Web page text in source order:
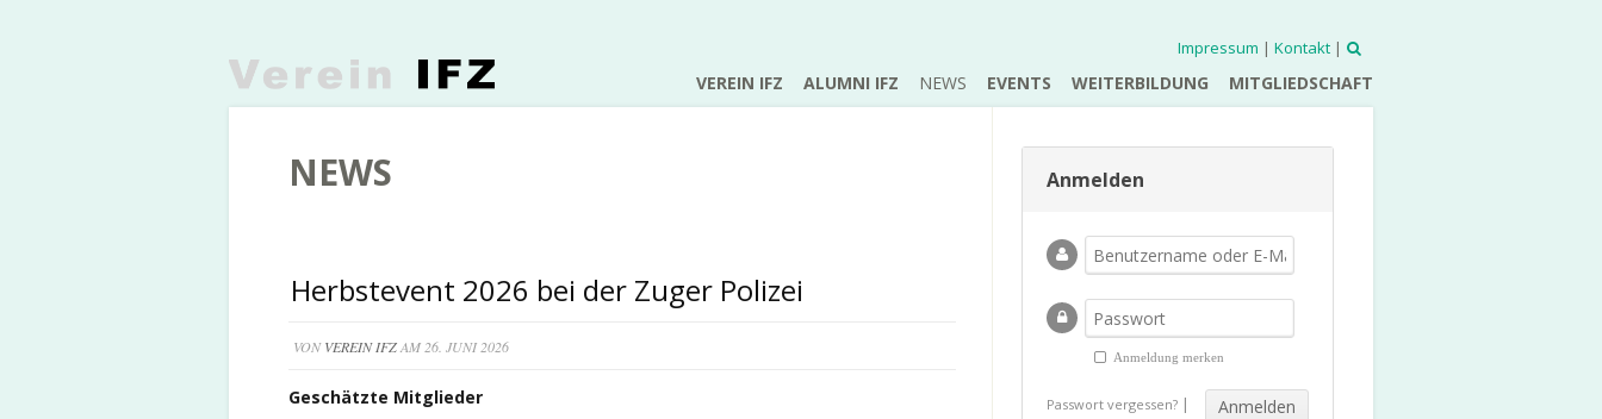
Impressum | Kontakt |
VEREIN IFZ ALUMNI IFZ NEWS EVENTS WEITERBILDUNG MITGLIEDSCHAFT
NEWS
Herbstevent 2026 bei der Zuger Polizei
VONVEREIN IFZAM 26. JUNI 2026
Geschätzte Mitglieder
Anmelden
Anmeldung merken
Passwort vergessen? |